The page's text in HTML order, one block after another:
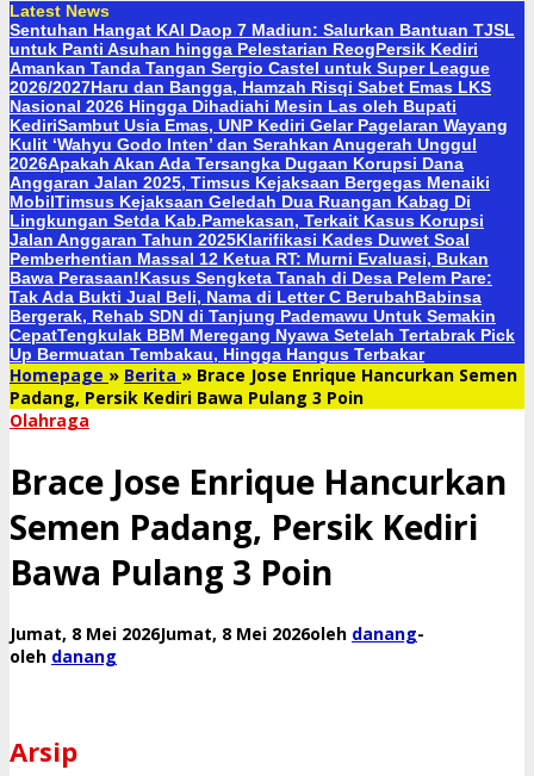
Latest News
Sentuhan Hangat KAI Daop 7 Madiun: Salurkan Bantuan TJSL
untuk Panti Asuhan hingga Pelestarian ReogPersik Kediri
Amankan Tanda Tangan Sergio Castel untuk Super League
2026/2027Haru dan Bangga, Hamzah Risqi Sabet Emas LKS
Nasional 2026 Hingga Dihadiahi Mesin Las oleh Bupati
KediriSambut Usia Emas, UNP Kediri Gelar Pagelaran Wayang
Kulit ‘Wahyu Godo Inten’ dan Serahkan Anugerah Unggul
2026Apakah Akan Ada Tersangka Dugaan Korupsi Dana
Anggaran Jalan 2025, Timsus Kejaksaan Bergegas Menaiki
MobilTimsus Kejaksaan Geledah Dua Ruangan Kabag Di
Lingkungan Setda Kab.Pamekasan, Terkait Kasus Korupsi
Jalan Anggaran Tahun 2025Klarifikasi Kades Duwet Soal
Pemberhentian Massal 12 Ketua RT: Murni Evaluasi, Bukan
Bawa Perasaan!Kasus Sengketa Tanah di Desa Pelem Pare:
Tak Ada Bukti Jual Beli, Nama di Letter C BerubahBabinsa
Bergerak, Rehab SDN di Tanjung Pademawu Untuk Semakin
CepatTengkulak BBM Meregang Nyawa Setelah Tertabrak Pick
Up Bermuatan Tembakau, Hingga Hangus Terbakar
Homepage » Berita » Brace Jose Enrique Hancurkan Semen
Padang, Persik Kediri Bawa Pulang 3 Poin
Olahraga
Brace Jose Enrique Hancurkan
Semen Padang, Persik Kediri
Bawa Pulang 3 Poin
Jumat, 8 Mei 2026Jumat, 8 Mei 2026oleh danang-
oleh danang
Arsip